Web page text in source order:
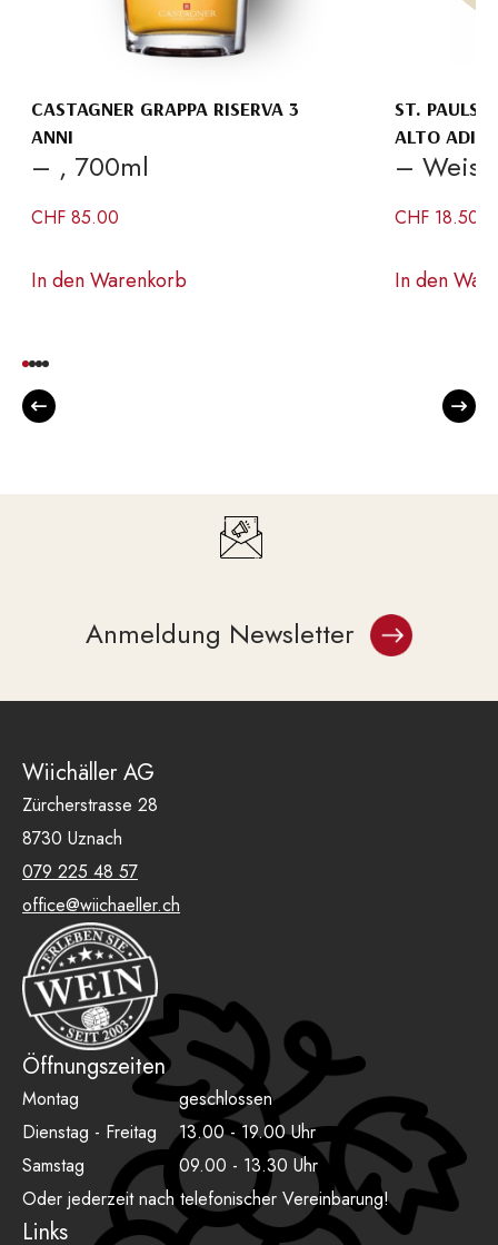
CASTAGNER GRAPPA RISERVA 3
ANNI
– , 700ml
CHF 85.00
In den Warenkorb
ST. PAULS
ALTO
–
CHF 18.50
In den
Anmeldung Newsletter
Wiichäller AG
Zürcherstrasse 28
8730 Uznach
079 225 48 57
office@wiichaeller.ch
Öffnungszeiten
Montag
geschlossen
Dienstag - Freitag
13.00 - 19.00 Uhr
Samstag
09.00 - 13.30 Uhr
Oder jederzeit nach telefonischer Vereinbarung!
Links